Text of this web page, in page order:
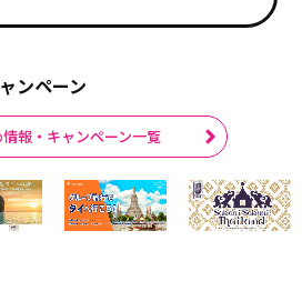
ンペーン
報・キャンペーン一覧